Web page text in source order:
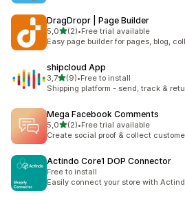
DragDropr | Page Builder
5,0/ 5 tähteä
(2)
2 arvostelua yhteensä
•Free trial available
Easy page builder for pages, blog,
shipcloud App
3,7/ 5 tähteä
(9)
9 arvostelua yhteensä
•Free to install
Shipping platform - send, track &
Mega Facebook Comments
5,0/ 5 tähteä
(2)
2 arvostelua yhteensä
•Free trial available
Create social proof & collect
Actindo Core1 DOP Connector
Free to install
Easily connect your store with